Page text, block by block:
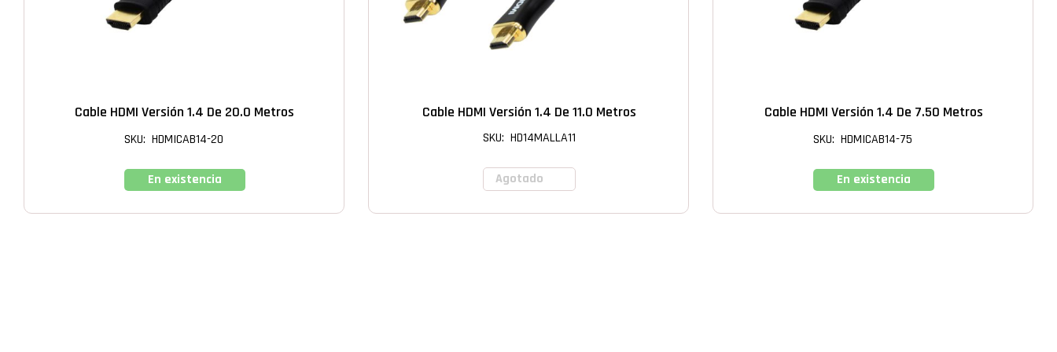
Cable HDMI Versión 1.4 De 20.0 Metros
SKU: HDMICAB14-20
En existencia
Cable HDMI Versión 1.4 De 11.0 Metros
SKU: HD14MALLA11
Agotado
Cable HDMI Versión 1.4 De 7.50 Metros
SKU: HDMICAB14-75
En existencia